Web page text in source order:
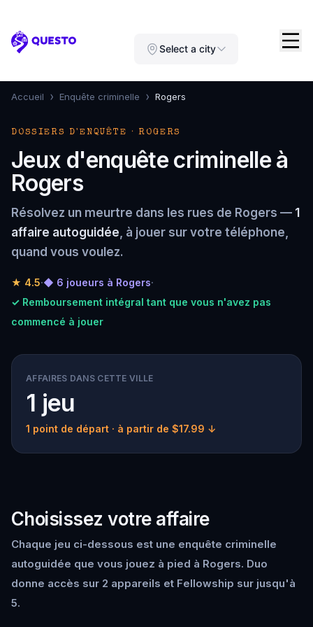
Questo Select a city
Accueil › Enquête criminelle › Rogers
DOSSIERS D'ENQUÊTE · ROGERS
Jeux d'enquête criminelle à
Rogers
Résolvez un meurtre dans les rues de Rogers — 1
affaire autoguidée, à jouer sur votre téléphone,
quand vous voulez.
★ 4.5·◆ 6 joueurs à Rogers·
✓ Remboursement intégral tant que vous n'avez pas
commencé à jouer
AFFAIRES DANS CETTE VILLE
1 jeu
1 point de départ · à partir de $17.99 ↓
Choisissez votre affaire
Chaque jeu ci-dessous est une enquête criminelle
autoguidée que vous jouez à pied à Rogers. Duo
donne accès sur 2 appareils et Fellowship sur jusqu'à
5.